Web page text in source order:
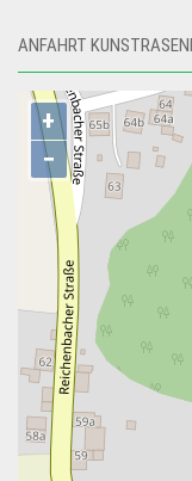
ANFAHRT
+
−